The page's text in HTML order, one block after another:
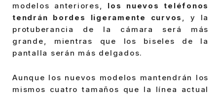
modelos anteriores, los nuevos teléfonos
tendrán bordes ligeramente curvos , y la
protuberancia de la cámara será más
grande, mientras que los biseles de la
pantalla serán más delgados.
Aunque los nuevos modelos mantendrán los
mismos cuatro tamaños que la línea actual